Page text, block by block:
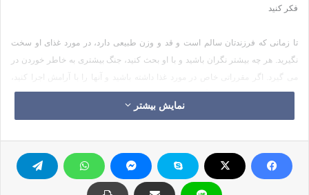
فکر کنید
تا زمانی که فرزندتان سالم است و قد و وزن طبیعی دارد، در مورد غذای او سخت
نگیرید. هر چه بیشتر نگران باشید و با او بحث کنید، جنگ بیشتری به خاطر خوردن در
می گیرد. اگر مقرراتی خاص در مورد غذا داشته باشید و آنها را با آرامش اجرا کنید،
برخورد کمتری به وجود می آید.
1. غذاهای پر چرب و شیرین را کمتر در دسترس کودکانتان قرار دهید.مواد غذایی
سالم و متنوعی در اختیارش بگذارید و یاد نگران این نباشید که گاهی غذای نامناسبی
نمایش بیشتر